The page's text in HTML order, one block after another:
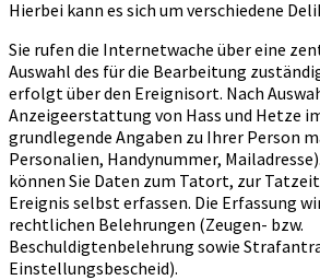
Hierbei kann es sich um verschiedene
Sie rufen die Internetwache über eine
Auswahl des für die Bearbeitung
erfolgt über den Ereignisort. Nach
Anzeigeerstattung von Hass und Hetze
grundlegende Angaben zu Ihrer Person
Personalien, Handynummer,
können Sie Daten zum Tatort, zur
Ereignis selbst erfassen. Die Erfassung
rechtlichen Belehrungen (Zeugen- bzw.
Beschuldigtenbelehrung sowie
Einstellungsbescheid).